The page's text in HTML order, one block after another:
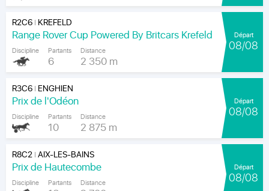
R2C6| KREFELD
Range Rover Cup Powered By Britcars Krefeld
Discipline Partants
6
Distance
2 350 m
Départ
08/08
R3C6| ENGHIEN
Prix de l'Odéon
Discipline Partants
10
Distance
2 875 m
Départ
08/08
R8C2|AIX-LES-BAINS
Prix de Hautecombe
Discipline Partants Distance
Départ
08/08